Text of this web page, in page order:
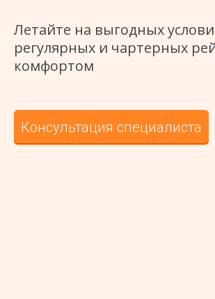
Летайте на выгодных
регулярных и чартерных
комфортом
Консультация специалиста